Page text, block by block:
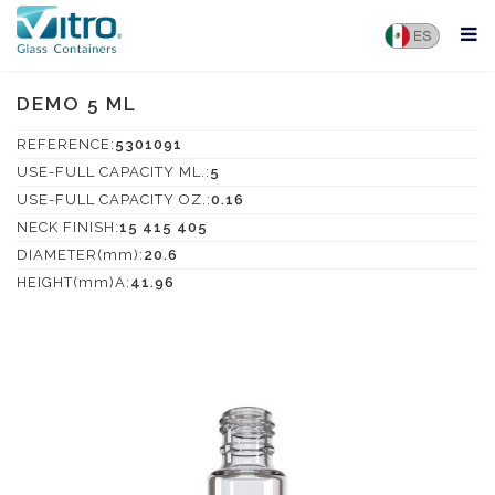
DEMO 5 ML
REFERENCE: 5301091
USE-FULL CAPACITY ML.: 5
USE-FULL CAPACITY OZ.:0.16
NECK FINISH:15 415 405
DIAMETER(mm): 20.6
HEIGHT(mm)A: 41.96